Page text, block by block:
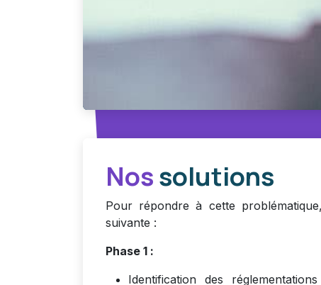
Nossolutions
Pour répondre à cette
suivante :
Phase 1 :
Identification des